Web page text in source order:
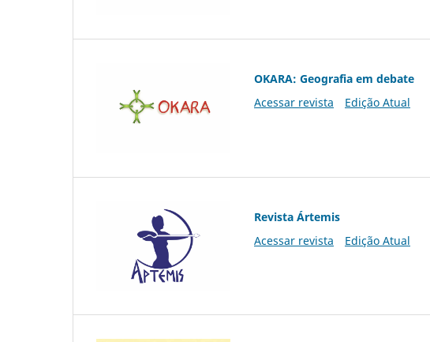
OKARA: Geografia em debate
Acessar revista
Edição Atual
Revista Ártemis
Acessar revista
Edição Atual